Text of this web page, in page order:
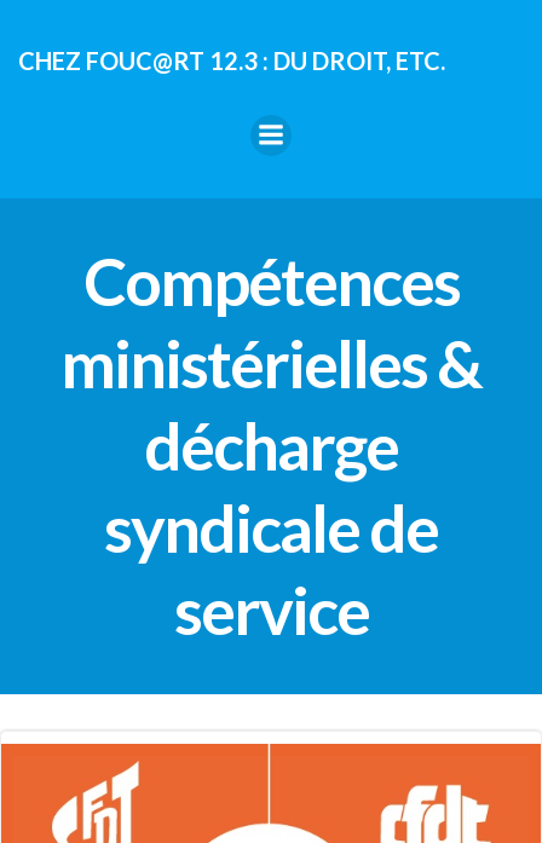
contenu
CHEZ FOUC@RT 12.3 : DU DROIT, ETC.
Compétences
ministérielles &
décharge
syndicale de
service